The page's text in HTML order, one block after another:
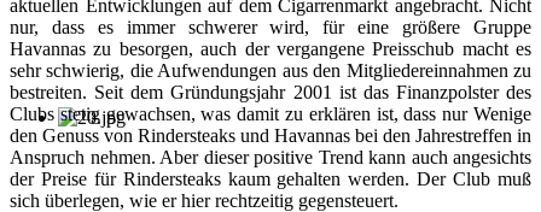
aktuellen Entwicklungen auf dem Cigarrenmarkt angebracht. Nicht
nur, dass es immer schwerer wird, für eine größere Gruppe
Havannas zu besorgen, auch der vergangene Preisschub macht es
sehr schwierig, die Aufwendungen aus den Mitgliedereinnahmen zu
bestreiten. Seit dem Gründungsjahr 2001 ist das Finanzpolster des
Clubs stetig gewachsen, was damit zu erklären ist, dass nur Wenige
den Genuss von Rindersteaks und Havannas bei den Jahrestreffen in
Anspruch nehmen. Aber dieser positive Trend kann auch angesichts
der Preise für Rindersteaks kaum gehalten werden. Der Club muß
sich überlegen, wie er hier rechtzeitig gegensteuert.